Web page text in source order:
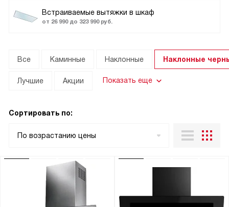
Встраиваемые вытяжки в шкаф
от 26 990 до 323 990 руб.
Все Каминные Наклонные Наклонные
Лучшие Акции Показать еще
Сортировать по:
По возрастанию цены